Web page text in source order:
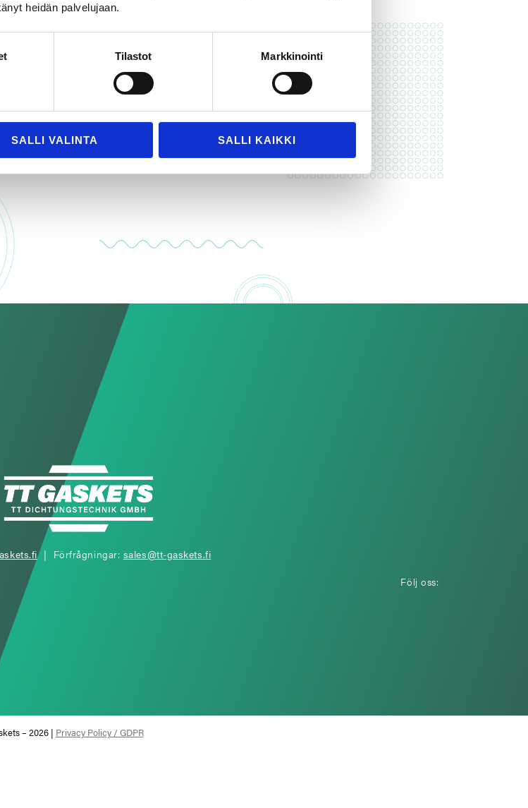
heidän palvelujaan.
Tilastot Markkinointi
SALLI VALINTA SALLI KAIKKI
nu
hjälper dig gärna.
| Förfrågningar: sales@tt-gaskets.fi
Följ oss:
– 2026 | Privacy Policy / GDPR